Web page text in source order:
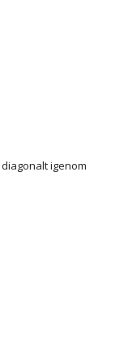
igenom